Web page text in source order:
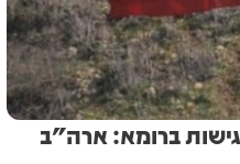
ברומא: ארה"ב